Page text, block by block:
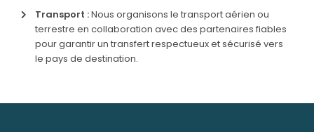
Rapatriement
Services aux familles
Vente de monuments
Transport :Nous organisons le transport aérien ou
terrestre en collaboration avec des partenaires fiables
pour garantir un transfert respectueux et sécurisé vers
le pays de destination.